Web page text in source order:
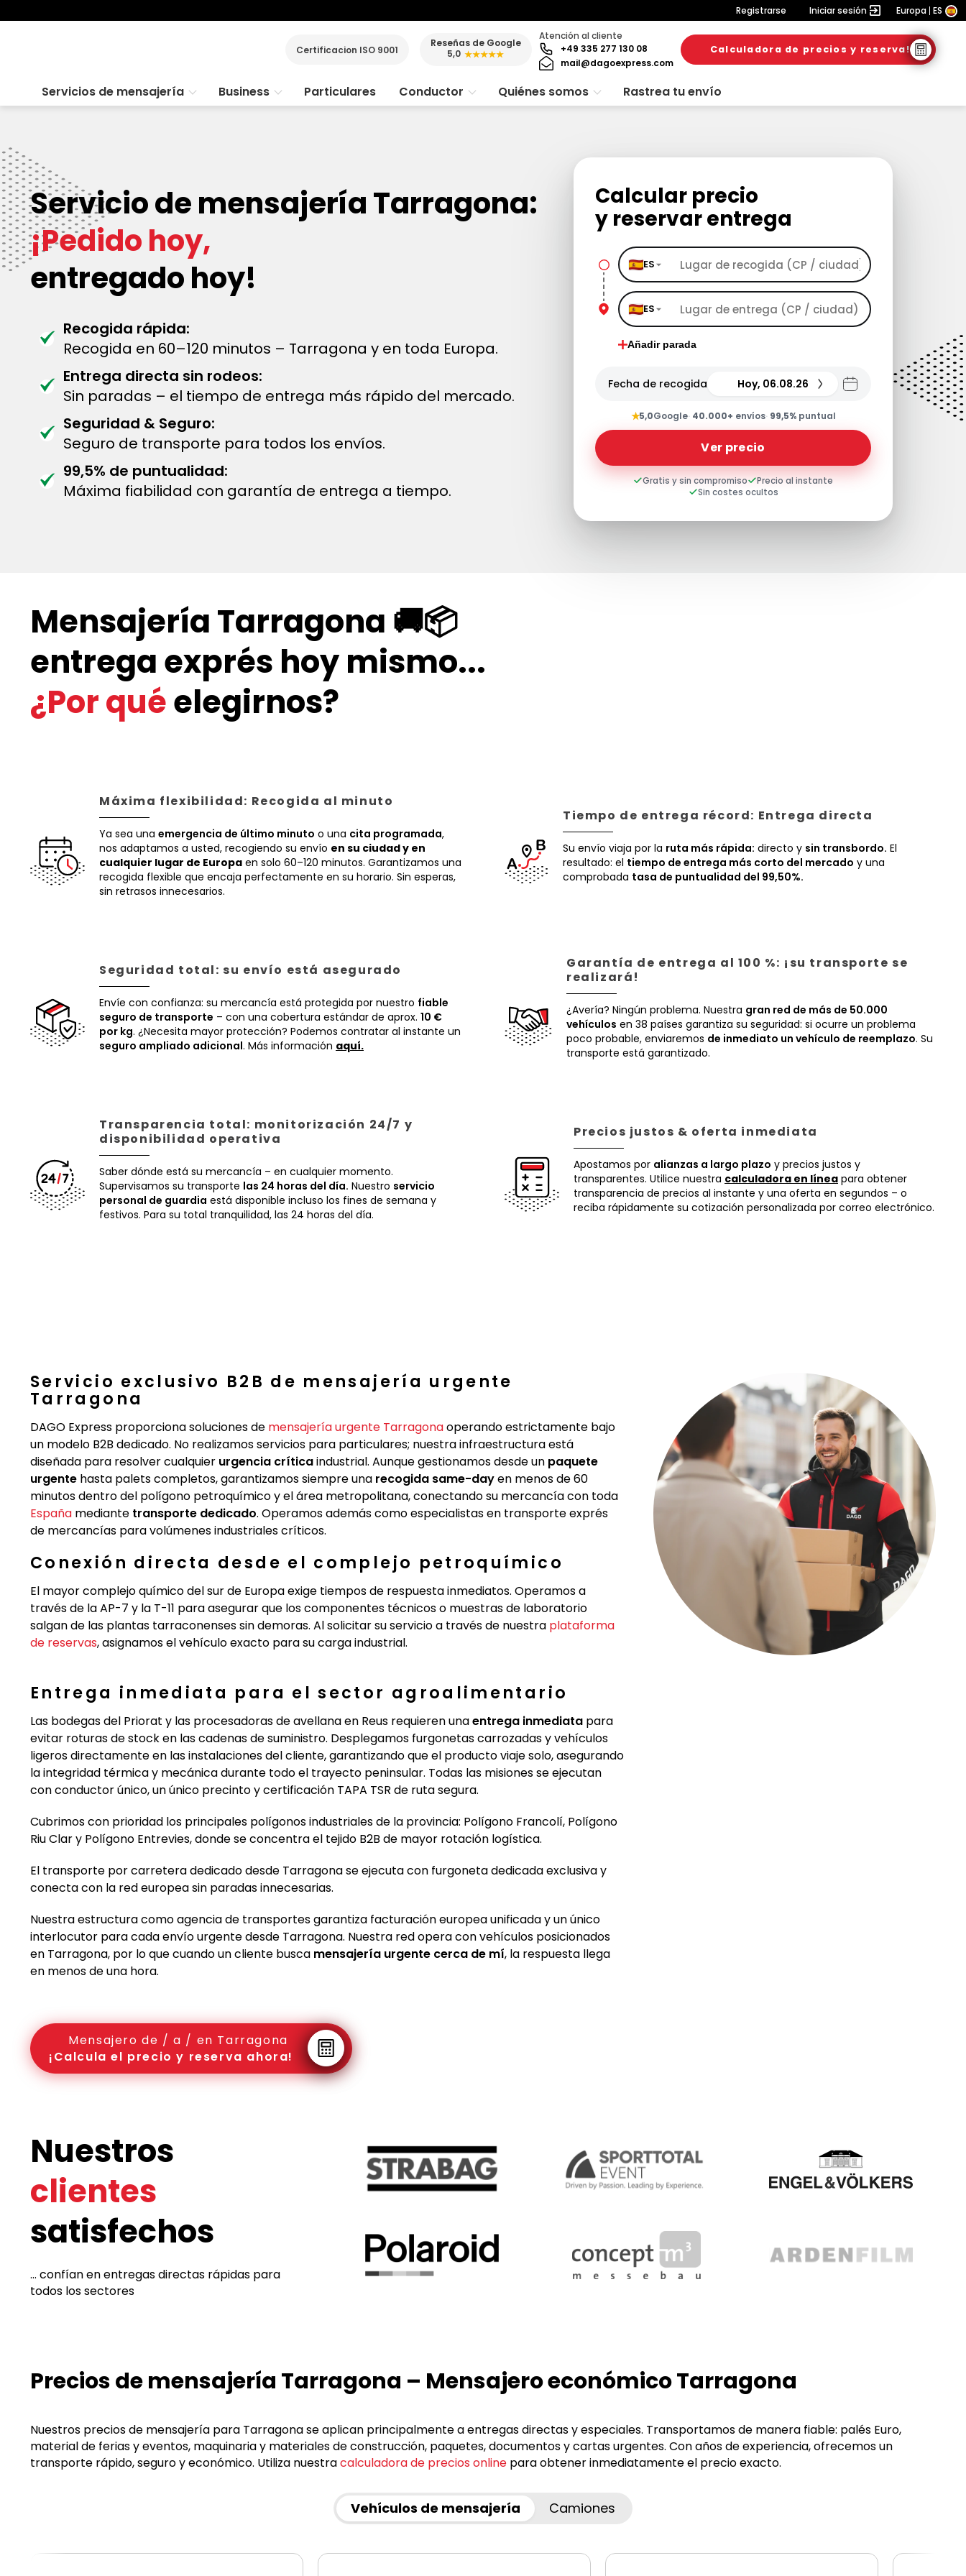
Registrarse Iniciar sesión Europa ES
Certificacion ISO 9001
Reseñas de Google
5,0 ★★★★★
Atención al cliente
+49 335 277 130 08
mail@dagoexpress.com
Calculadora de precios y reserva!
Servicios de mensajería Business Particulares Conductor Quiénes somos Rastrea tu envío
Servicio de mensajería Tarragona:
¡Pedido hoy,
entregado hoy!
Recogida rápida:
Recogida en 60–120 minutos – Tarragona y en toda Europa.
Entrega directa sin rodeos:
Sin paradas – el tiempo de entrega más rápido del mercado.
Seguridad & Seguro:
Seguro de transporte para todos los envíos.
99,5% de puntualidad:
Máxima fiabilidad con garantía de entrega a tiempo.
Calcular precio
y reservar entrega
ES
ES
Añadir parada
Fecha de recogida Hoy, 06.08.26
★5,0Google· 40.000+ envíos· 99,5%puntual
Ver precio
Gratis y sin compromiso
Precio al instante
Sin costes ocultos
Mensajería Tarragona 🚚📦
entrega exprés hoy mismo...
¿Por quéelegirnos?
Máxima flexibilidad: Recogida al minuto
Ya sea una emergencia de último minuto o una cita programada,
nos adaptamos a usted, recogiendo su envío en su ciudad y en
cualquier lugar de Europa en solo 60–120 minutos. Garantizamos una
recogida flexible que encaja perfectamente en su horario. Sin esperas,
sin retrasos innecesarios.
Tiempo de entrega récord: Entrega directa
Su envío viaja por la ruta más rápida: directo y sin transbordo. El
resultado: el tiempo de entrega más corto del mercado y una
comprobada tasa de puntualidad del 99,50%.
Seguridad total: su envío está asegurado
Envíe con confianza: su mercancía está protegida por nuestro fiable
seguro de transporte – con una cobertura estándar de aprox. 10 €
por kg. ¿Necesita mayor protección? Podemos contratar al instante un
seguro ampliado adicional. Más información aquí.
Garantía de entrega al 100 %: ¡su transporte se
realizará!
¿Avería? Ningún problema. Nuestra gran red de más de 50.000
vehículos en 38 países garantiza su seguridad: si ocurre un problema
poco probable, enviaremos de inmediato un vehículo de reemplazo. Su
transporte está garantizado.
Transparencia total: monitorización 24/7 y
disponibilidad operativa
Saber dónde está su mercancía – en cualquier momento.
Supervisamos su transporte las 24 horas del día. Nuestro servicio
personal de guardia está disponible incluso los fines de semana y
festivos. Para su total tranquilidad, las 24 horas del día.
Precios justos & oferta inmediata
Apostamos por alianzas a largo plazo y precios justos y
transparentes. Utilice nuestra calculadora en línea para obtener
transparencia de precios al instante y una oferta en segundos – o
reciba rápidamente su cotización personalizada por correo electrónico.
Servicio exclusivo B2B de mensajería urgente
Tarragona
DAGO Express proporciona soluciones de mensajería urgente Tarragonaoperando estrictamente bajo
un modelo B2B dedicado. No realizamos servicios para particulares; nuestra infraestructura está
diseñada para resolver cualquier urgencia críticaindustrial. Aunque gestionamos desde un paquete
urgente hasta palets completos, garantizamos siempre una recogida same-dayen menos de 60
minutos dentro del polígono petroquímico y el área metropolitana, conectando su mercancía con toda
España mediante transporte dedicado. Operamos además como especialistas en transporte exprés
de mercancías para volúmenes industriales críticos.
Conexión directa desde el complejo petroquímico
El mayor complejo químico del sur de Europa exige tiempos de respuesta inmediatos. Operamos a
través de la AP-7 y la T-11 para asegurar que los componentes técnicos o muestras de laboratorio
salgan de las plantas tarraconenses sin demoras. Al solicitar su servicio a través de nuestra plataforma
de reservas, asignamos el vehículo exacto para su carga industrial.
Entrega inmediata para el sector agroalimentario
Las bodegas del Priorat y las procesadoras de avellana en Reus requieren unaentrega inmediata para
evitar roturas de stock en las cadenas de suministro. Desplegamos furgonetas carrozadas y vehículos
ligeros directamente en las instalaciones del cliente, garantizando que el producto viaje solo, asegurando
la integridad térmica y mecánica durante todo el trayecto peninsular. Todas las misiones se ejecutan
con conductor único, un único precinto y certificación TAPA TSR de ruta segura.
Cubrimos con prioridad los principales polígonos industriales de la provincia: Polígono Francolí, Polígono
Riu Clar y Polígono Entrevies, donde se concentra el tejido B2B de mayor rotación logística.
El transporte por carretera dedicado desde Tarragona se ejecuta con furgoneta dedicada exclusiva y
conecta con la red europea sin paradas innecesarias.
Nuestra estructura como agencia de transportes garantiza facturación europea unificada y un único
interlocutor para cada envío urgente desde Tarragona. Nuestra red opera con vehículos posicionados
en Tarragona, por lo que cuando un cliente busca mensajería urgente cerca de mí, la respuesta llega
en menos de una hora.
Mensajero de / a / en Tarragona
¡Calcula el precio y reserva ahora!
Nuestros
clientes
satisfechos
... confían en entregas directas rápidas para
todos los sectores
Precios de mensajería Tarragona – Mensajero económico Tarragona
Nuestros precios de mensajería para Tarragona se aplican principalmente a entregas directas y especiales. Transportamos de manera fiable: palés Euro,
material de ferias y eventos, maquinaria y materiales de construcción, paquetes, documentos y cartas urgentes. Con años de experiencia, ofrecemos un
transporte rápido, seguro y económico. Utiliza nuestracalculadora de precios online para obtener inmediatamente el precio exacto.
Vehículos de mensajería Camiones